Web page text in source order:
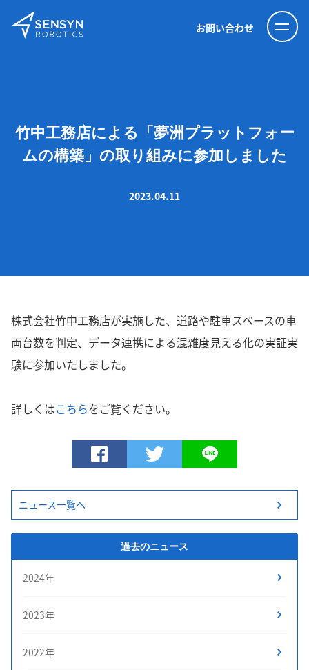
お問い合わせ
竹中工務店による「夢洲プラットフォー
ムの構築」の取り組みに参加しました
2023.04.11
株式会社竹中工務店が実施した、道路や駐車スペースの車
両台数を判定、データ連携による混雑度見える化の実証実
験に参加いたしました。
詳しくはこちらをご覧ください。
ニュース一覧へ
過去のニュース
2024年
2023年
2022年